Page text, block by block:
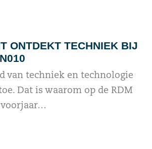
ONTDEKT TECHNIEK BIJ
van techniek en technologie
Dat is waarom op de RDM
voorjaar…